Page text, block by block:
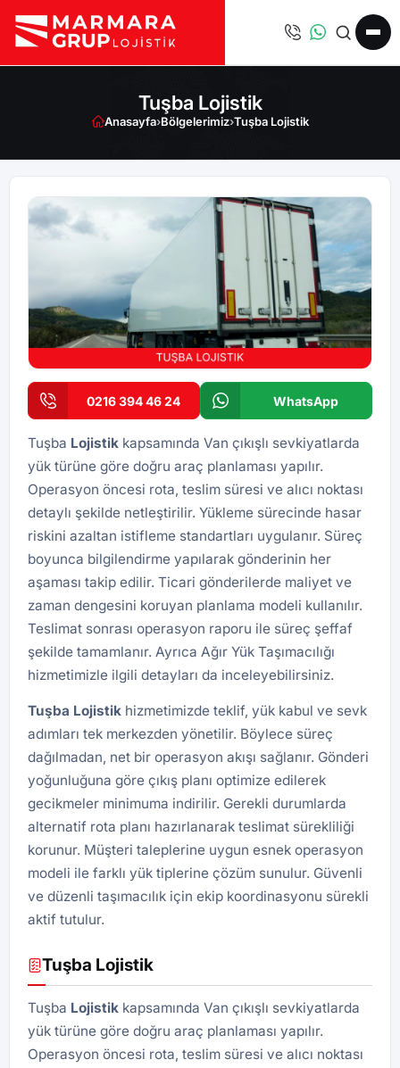
Tuşba Lojistik
Anasayfa›Bölgelerimiz›Tuşba Lojistik
0216 394 46 24 WhatsApp
Tuşba Lojistik kapsamında Van çıkışlı sevkiyatlarda
yük türüne göre doğru araç planlaması yapılır.
Operasyon öncesi rota, teslim süresi ve alıcı noktası
detaylı şekilde netleştirilir. Yükleme sürecinde hasar
riskini azaltan istifleme standartları uygulanır. Süreç
boyunca bilgilendirme yapılarak gönderinin her
aşaması takip edilir. Ticari gönderilerde maliyet ve
zaman dengesini koruyan planlama modeli kullanılır.
Teslimat sonrası operasyon raporu ile süreç şeffaf
şekilde tamamlanır. Ayrıca Ağır Yük Taşımacılığı
hizmetimizle ilgili detayları da inceleyebilirsiniz.
Tuşba Lojistik hizmetimizde teklif, yük kabul ve sevk
adımları tek merkezden yönetilir. Böylece süreç
dağılmadan, net bir operasyon akışı sağlanır. Gönderi
yoğunluğuna göre çıkış planı optimize edilerek
gecikmeler minimuma indirilir. Gerekli durumlarda
alternatif rota planı hazırlanarak teslimat sürekliliği
korunur. Müşteri taleplerine uygun esnek operasyon
modeli ile farklı yük tiplerine çözüm sunulur. Güvenli
ve düzenli taşımacılık için ekip koordinasyonu sürekli
aktif tutulur.
Tuşba Lojistik
Tuşba Lojistik kapsamında Van çıkışlı sevkiyatlarda
yük türüne göre doğru araç planlaması yapılır.
Operasyon öncesi rota, teslim süresi ve alıcı noktası